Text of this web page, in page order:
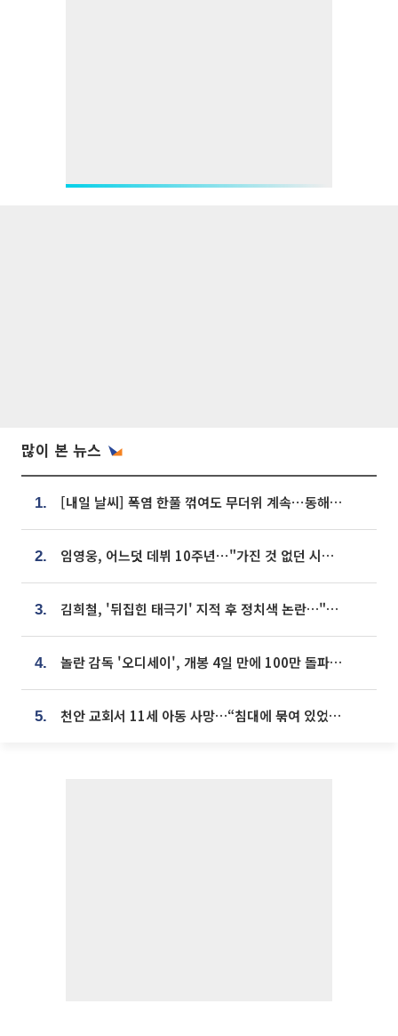
많이 본 뉴스
1. [내일 날씨] 폭염 한풀 꺾여도 무더위 계속⋯동해안 이틀 연속 비
2. 임영웅, 어느덧 데뷔 10주년⋯"가진 것 없던 시절, 내 앞엔 20명의 팬뿐"
3. 김희철, '뒤집힌 태극기' 지적 후 정치색 논란…"좌우 떠나 우리나라 국기"
4. 놀란 감독 '오디세이', 개봉 4일 만에 100만 돌파⋯'왕사남' 보다 빠르다
5. 천안 교회서 11세 아동 사망…“침대에 묶여 있었다” 진술 확보